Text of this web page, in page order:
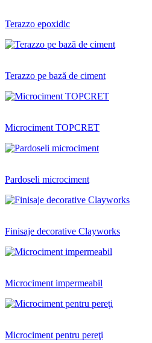
Terazzo epoxidic
Terazzo pe bază de ciment
Microciment TOPCRET
Pardoseli microciment
Finisaje decorative Clayworks
Microciment impermeabil
Microciment pentru pereţi